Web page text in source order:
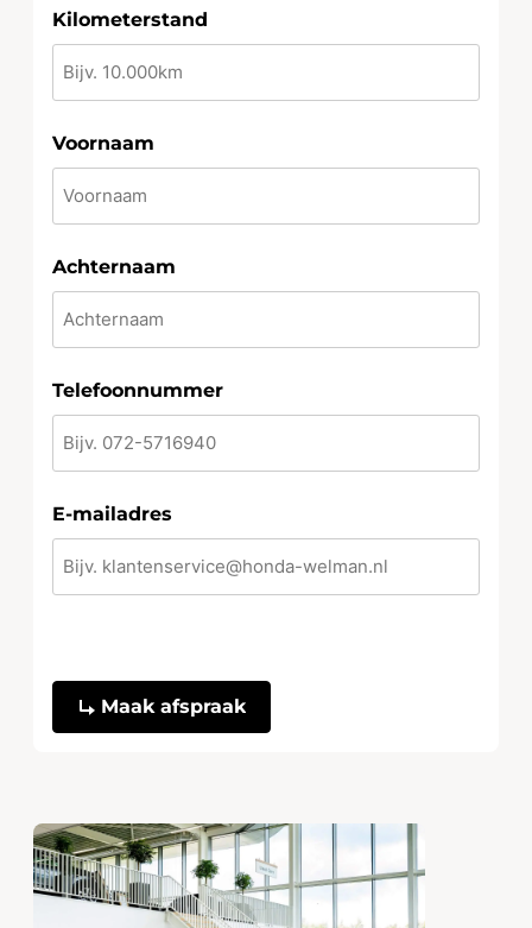
Kilometerstand
Voornaam
Achternaam
Telefoonnummer
E-mailadres